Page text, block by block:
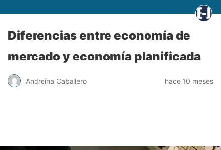
Diferencias entre economía de
mercado y economía planificada
Andreína Caballero hace 10 meses